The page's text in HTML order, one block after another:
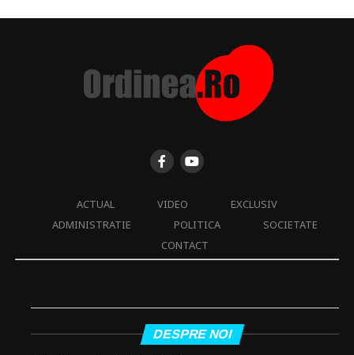
ACTUAL VIDEO
EXCLUSIV
ADMINISTRATIE
POLITICA
SOCIETATE
CONTACT
DESPRE NOI